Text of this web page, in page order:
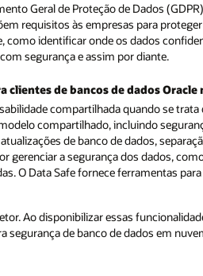
Geral de Proteção de Dados
requisitos às empresas para
identificar onde os dados
segurança e assim por diante.
clientes de bancos de dados Oracle
compartilhada quando se
compartilhado, incluindo
de banco de dados,
gerenciar a segurança dos dados,
O Data Safe fornece ferramentas
Ao disponibilizar essas
segurança de banco de dados em